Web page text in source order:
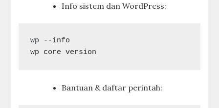
Info sistem dan WordPress:
wp --info
Bantuan & daftar perintah: